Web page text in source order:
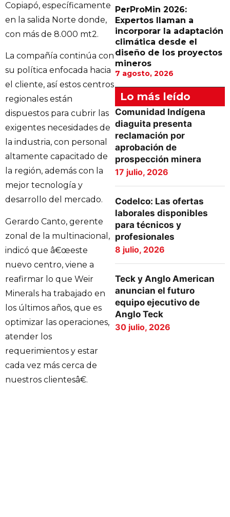
Copiapó, específicamente
en la salida Norte donde,
con más de 8.000 mt2.
La compañía continúa con
su política enfocada hacia
el cliente, así estos centros
regionales están
dispuestos para cubrir las
exigentes necesidades de
la industria, con personal
altamente capacitado de
la región, además con la
mejor tecnología y
desarrollo del mercado.
Gerardo Canto, gerente
zonal de la multinacional,
indicó que â€œeste
nuevo centro, viene a
reafirmar lo que Weir
Minerals ha trabajado en
los últimos años, que es
optimizar las operaciones,
atender los
requerimientos y estar
cada vez más cerca de
nuestros clientesâ€.
PerProMin 2026:
Expertos llaman a
incorporar la adaptación
climática desde el
diseño de los proyectos
mineros
7 agosto, 2026
Lo más leído
Comunidad Indígena
diaguita presenta
reclamación por
aprobación de
prospección minera
17 julio, 2026
Codelco: Las ofertas
laborales disponibles
para técnicos y
profesionales
8 julio, 2026
Teck y Anglo American
anuncian el futuro
equipo ejecutivo de
Anglo Teck
30 julio, 2026